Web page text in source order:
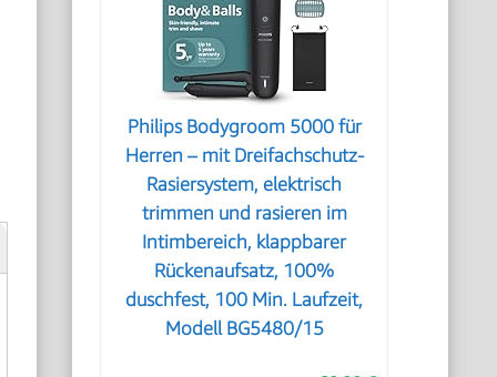
Philips Bodygroom 5000 für
Herren – mit Dreifachschutz-
Rasiersystem, elektrisch
trimmen und rasieren im
Intimbereich, klappbarer
Rückenaufsatz, 100%
duschfest, 100 Min. Laufzeit,
Modell BG5480/15